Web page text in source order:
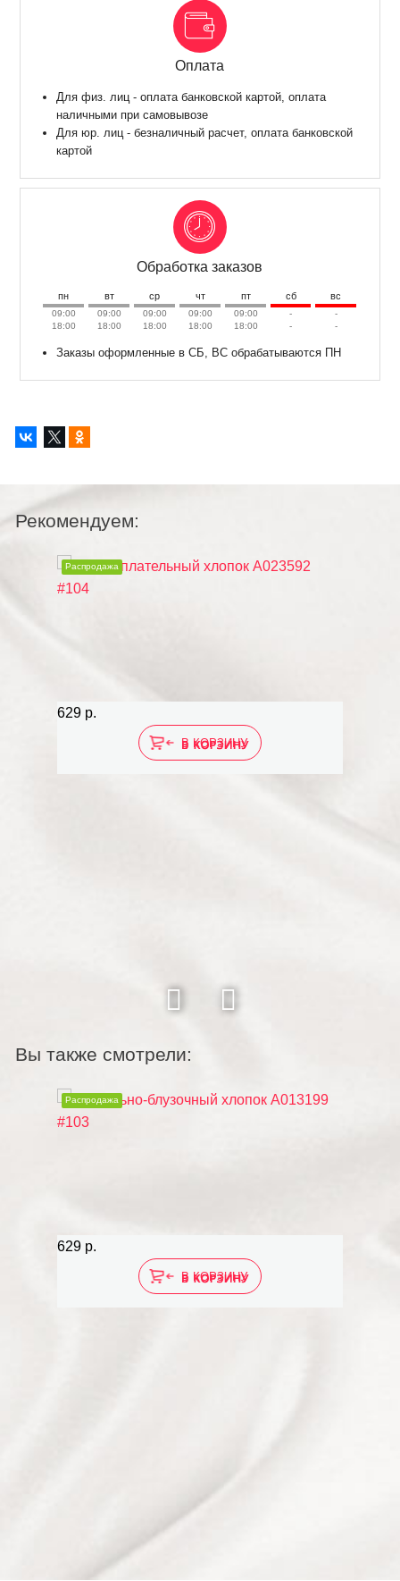
Оплата
Для физ. лиц - оплата банковской картой, оплата
наличными при самовывозе
Для юр. лиц - безналичный расчет, оплата банковской
картой
Обработка заказов
пн вт ср чт пт сб вс
09:00
18:00
09:00
18:00
09:00
18:00
09:00
18:00
09:00
18:00
-
-
-
-
Заказы оформленные в СБ, ВС обрабатываются ПН
Рекомендуем:
629 р.
Распродажа
В КОРЗИНУ
Вы также смотрели:
629 р.
Распродажа
В КОРЗИНУ